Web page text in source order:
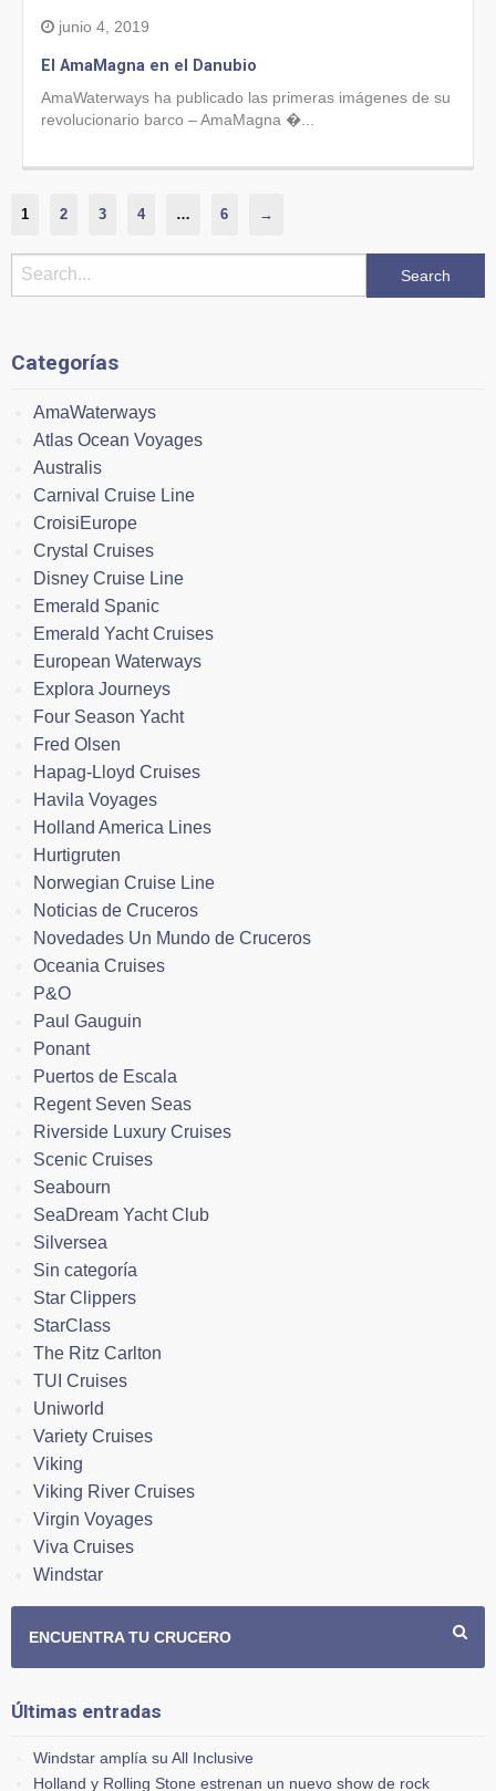
junio 4, 2019
El AmaMagna en el Danubio
AmaWaterways ha publicado las primeras imágenes de su
revolucionario barco – AmaMagna �...
1 2 3 4 … 6 →
Categorías
AmaWaterways
Atlas Ocean Voyages
Australis
Carnival Cruise Line
CroisiEurope
Crystal Cruises
Disney Cruise Line
Emerald Spanic
Emerald Yacht Cruises
European Waterways
Explora Journeys
Four Season Yacht
Fred Olsen
Hapag-Lloyd Cruises
Havila Voyages
Holland America Lines
Hurtigruten
Norwegian Cruise Line
Noticias de Cruceros
Novedades Un Mundo de Cruceros
Oceania Cruises
P&O
Paul Gauguin
Ponant
Puertos de Escala
Regent Seven Seas
Riverside Luxury Cruises
Scenic Cruises
Seabourn
SeaDream Yacht Club
Silversea
Sin categoría
Star Clippers
StarClass
The Ritz Carlton
TUI Cruises
Uniworld
Variety Cruises
Viking
Viking River Cruises
Virgin Voyages
Viva Cruises
Windstar
ENCUENTRA TU CRUCERO
Últimas entradas
Windstar amplía su All Inclusive
Holland y Rolling Stone estrenan un nuevo show de rock